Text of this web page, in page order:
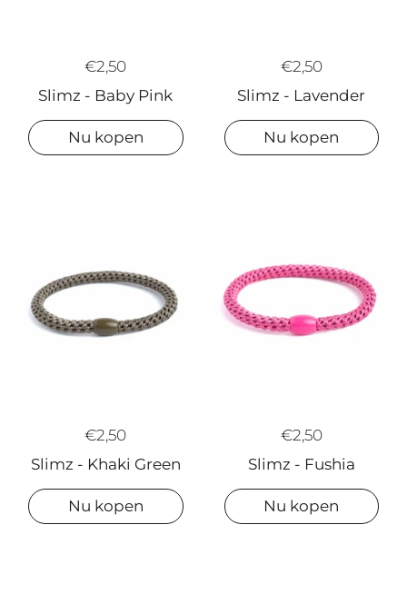
€2,50
Slimz - Baby Pink
Nu kopen
€2,50
Slimz - Lavender
Nu kopen
€2,50
Slimz - Khaki Green
Nu kopen
€2,50
Slimz - Fushia
Nu kopen